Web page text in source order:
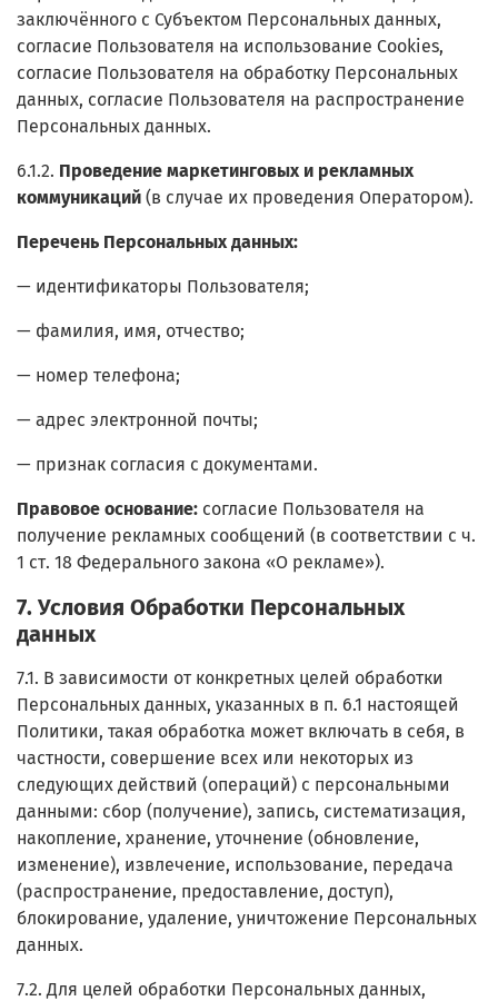
заключённого с Субъектом Персональных данных,
согласие Пользователя на использование Cookies,
согласие Пользователя на обработку Персональных
данных, согласие Пользователя на распространение
Персональных данных.
6.1.2. Проведение маркетинговых и рекламных
коммуникаций (в случае их проведения Оператором).
Перечень Персональных данных:
— идентификаторы Пользователя;
— фамилия, имя, отчество;
— номер телефона;
— адрес электронной почты;
— признак согласия с документами.
Правовое основание: согласие Пользователя на
получение рекламных сообщений (в соответствии с ч.
1 ст. 18 Федерального закона «О рекламе»).
7. Условия Обработки Персональных
данных
7.1. В зависимости от конкретных целей обработки
Персональных данных, указанных в п. 6.1 настоящей
Политики, такая обработка может включать в себя, в
частности, совершение всех или некоторых из
следующих действий (операций) с персональными
данными: сбор (получение), запись, систематизация,
накопление, хранение, уточнение (обновление,
изменение), извлечение, использование, передача
(распространение, предоставление, доступ),
блокирование, удаление, уничтожение Персональных
данных.
7.2. Для целей обработки Персональных данных,